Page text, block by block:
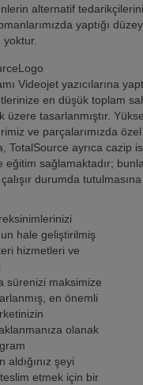
alternatif
yaptığı
Videojet yazıcılarına
en düşük toplam
üzere tasarlanmıştır.
ve parçalarımızda
TotalSource ayrıca cazip
eğitim sağlamaktadır;
çalışır durumda
hale geliştirilmiş
hizmetleri ve
sürenizi maksimize
en önemli
olanak
aldığınız şeyi
etmek için bir